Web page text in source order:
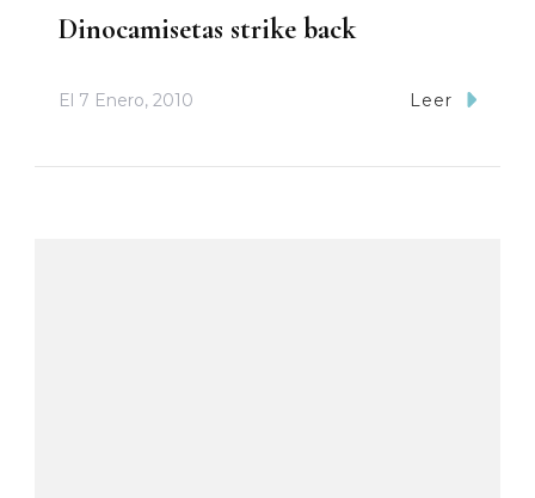
Dinocamisetas strike back
El 7 Enero, 2010 Leer